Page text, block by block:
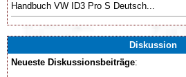
Handbuch VW ID3 Pro S Deutsch...
Diskussion
Neueste Diskussionsbeiträge: